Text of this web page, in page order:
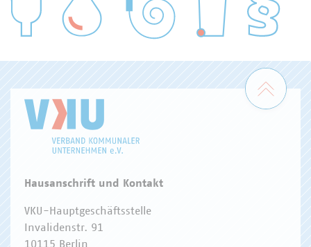
WASSER/ABWASSER
Zum
Hausanschrift und Kontakt
VKU-Hauptgeschäftsstelle
Invalidenstr. 91
10115 Berlin